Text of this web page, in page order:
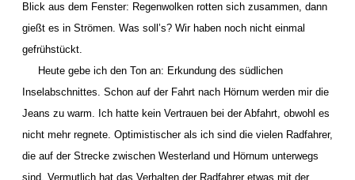
Blick aus dem Fenster: Regenwolken rotten sich zusammen, dann
gießt es in Strömen. Was soll’s? Wir haben noch nicht einmal
gefrühstückt.
Heute gebe ich den Ton an: Erkundung des südlichen
Inselabschnittes. Schon auf der Fahrt nach Hörnum werden mir die
Jeans zu warm. Ich hatte kein Vertrauen bei der Abfahrt, obwohl es
nicht mehr regnete. Optimistischer als ich sind die vielen Radfahrer,
die auf der Strecke zwischen Westerland und Hörnum unterwegs
sind. Vermutlich hat das Verhalten der Radfahrer etwas mit der